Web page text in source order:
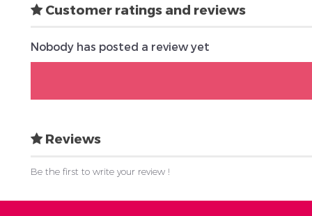
Customer ratings and reviews
Nobody has posted a review yet
Reviews
Be the first to write your review !